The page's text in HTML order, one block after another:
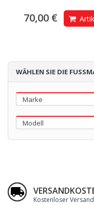
70,00 €
WÄHLEN SIE DIE
Kostenloser